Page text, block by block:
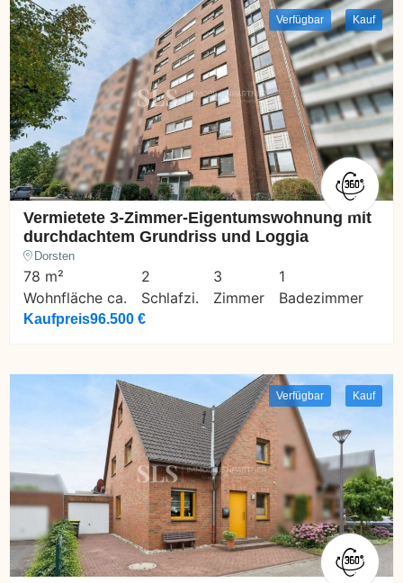
Verfügbar Kauf
Vermietete 3-Zimmer-Eigentumswohnung mit
durchdachtem Grundriss und Loggia
Dorsten
78 m²
Wohnfläche ca.
2
Schlafzi.
3
Zimmer
1
Badezimmer
Kaufpreis96.500 €
Verfügbar Kauf